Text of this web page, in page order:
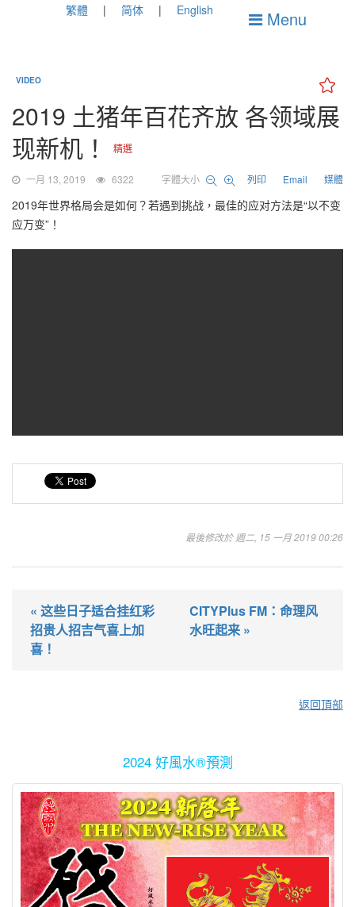
繁體 简体 English Menu
VIDEO
2019 土猪年百花齐放 各领域展
现新机！
精選
一月 13, 2019 6322 字體大小 列印 Email 媒體
2019年世界格局会是如何？若遇到挑战，最佳的应对方法是“以不变
应万变”！
最後修改於 週二, 15 一月 2019 00:26
« 这些日子适合挂红彩
招贵人招吉气喜上加
喜！
CITYPlus FM：命理风
水旺起来 »
返回頂部
2024 好風水®預測